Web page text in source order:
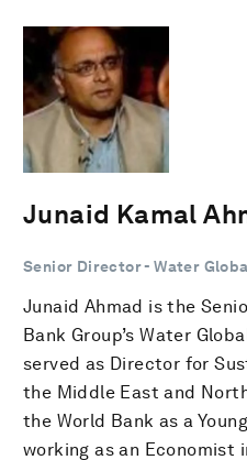
Junaid Kamal
Senior Director - Water
Junaid Ahmad is the
Bank Group’s Water
served as Director for
the Middle East and
the World Bank as a
working as an Economist